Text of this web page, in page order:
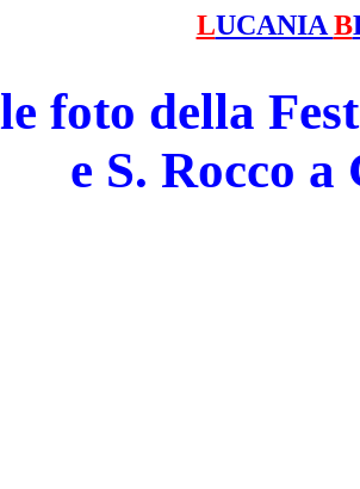
LUCANIA B
le foto della
e S. Rocco